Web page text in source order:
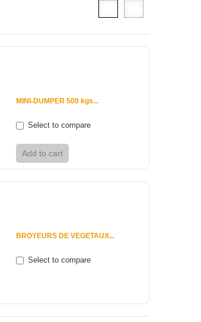
MINI-DUMPER 500 kgs...
Select to compare
Add to cart
BROYEURS DE VEGETAUX...
Select to compare